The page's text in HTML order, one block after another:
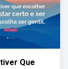
Que